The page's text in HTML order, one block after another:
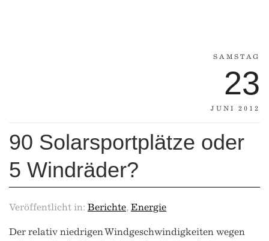
SAMSTAG
23
JUNI 2012
90 Solarsportplätze oder
5 Windräder?
Veröffentlicht in: Berichte, Energie
Der relativ niedrigen Windgeschwindigkeiten wegen